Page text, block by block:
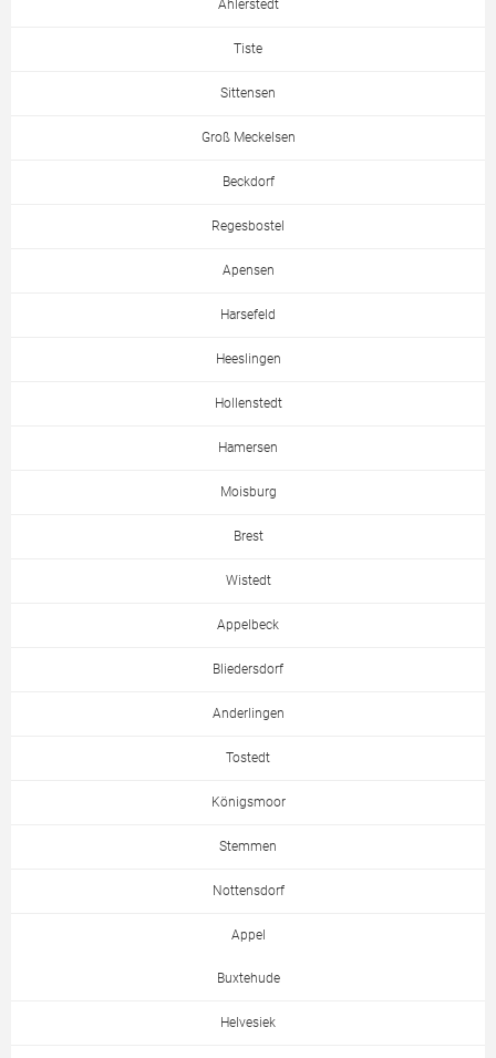
Ahlerstedt
Tiste
Sittensen
Groß Meckelsen
Beckdorf
Regesbostel
Apensen
Harsefeld
Heeslingen
Hollenstedt
Hamersen
Moisburg
Brest
Wistedt
Appelbeck
Bliedersdorf
Anderlingen
Tostedt
Königsmoor
Stemmen
Nottensdorf
Appel
Buxtehude
Helvesiek